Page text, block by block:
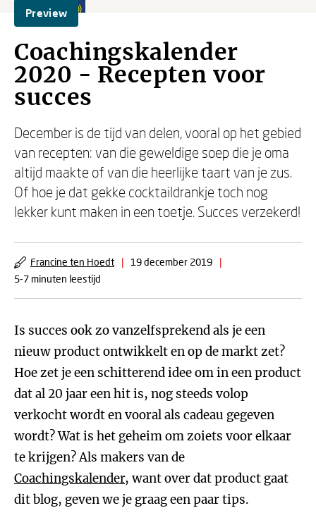
Preview
Coachingskalender
2020 - Recepten voor
succes
December is de tijd van delen, vooral op het gebied
van recepten: van die geweldige soep die je oma
altijd maakte of van die heerlijke taart van je zus.
Of hoe je dat gekke cocktaildrankje toch nog
lekker kunt maken in een toetje. Succes verzekerd!
Francine ten Hoedt | 19 december 2019
|
5-7 minuten leestijd
Is succes ook zo vanzelfsprekend als je een
nieuw product ontwikkelt en op de markt zet?
Hoe zet je een schitterend idee om in een product
dat al 20 jaar een hit is, nog steeds volop
verkocht wordt en vooral als cadeau gegeven
wordt? Wat is het geheim om zoiets voor elkaar
te krijgen? Als makers van de
Coachingskalender, want over dat product gaat
dit blog, geven we je graag een paar tips.